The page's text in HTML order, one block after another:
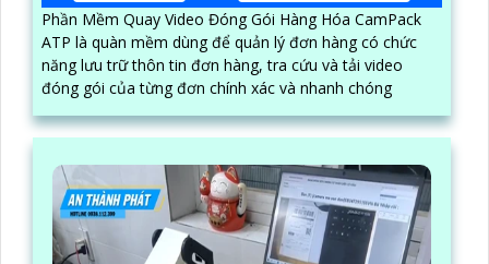
Phần Mềm Quay Video Đóng Gói Hàng Hóa CamPack
ATP là quàn mềm dùng để quản lý đơn hàng có chức
năng lưu trữ thôn tin đơn hàng, tra cứu và tải video
đóng gói của từng đơn chính xác và nhanh chóng